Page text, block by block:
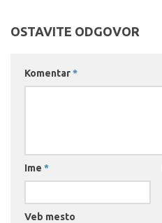
OSTAVITE ODGOVOR
Komentar*
Ime *
Veb mesto